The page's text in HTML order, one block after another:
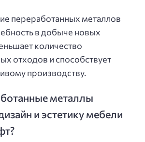
переработанных металлов
в добыче новых
количество
отходов и способствует
производству.
металлы
и эстетику мебели